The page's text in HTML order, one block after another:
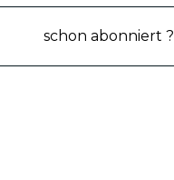
schon abonniert ?